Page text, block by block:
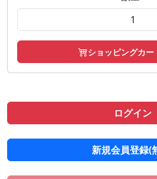
ショッピングカー
ログイン
新規会員登録(